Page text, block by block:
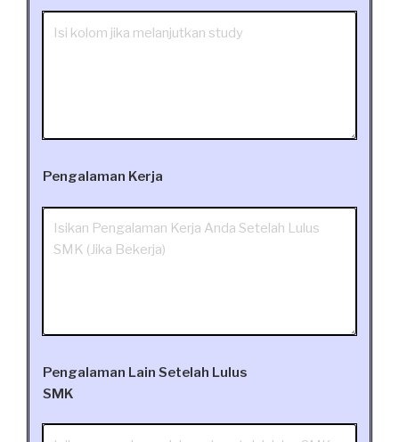
Pengalaman Kerja
Pengalaman Lain Setelah Lulus
SMK